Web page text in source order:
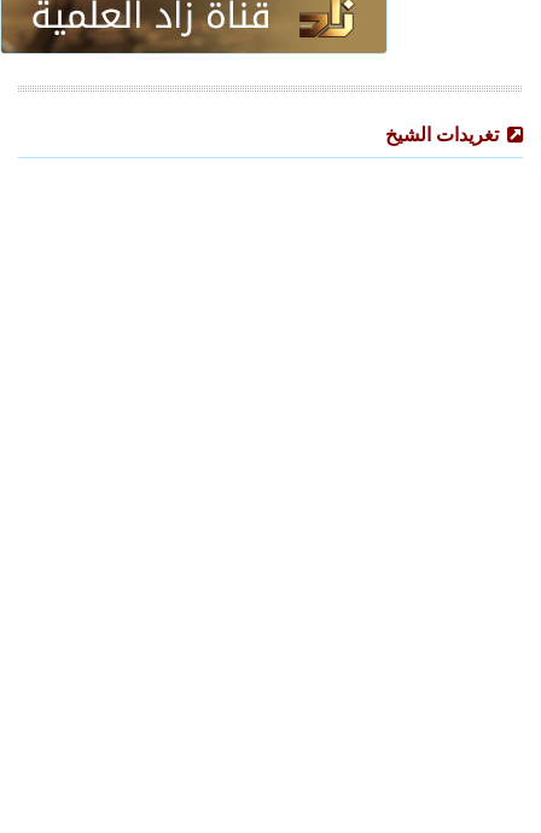
تغريدات الشيخ